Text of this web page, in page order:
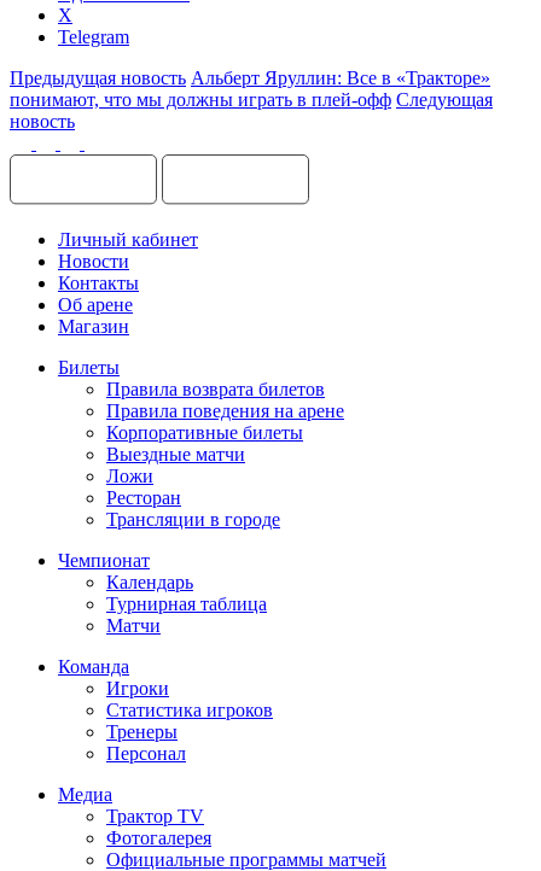
X
Telegram
Предыдущая новость Альберт Яруллин: Все в «Тракторе»
понимают, что мы должны играть в плей-офф Следующая
новость
Личный кабинет
Новости
Контакты
Об арене
Магазин
Билеты
Правила возврата билетов
Правила поведения на арене
Корпоративные билеты
Выездные матчи
Ложи
Ресторан
Трансляции в городе
Чемпионат
Календарь
Турнирная таблица
Матчи
Команда
Игроки
Статистика игроков
Тренеры
Персонал
Медиа
Трактор TV
Фотогалерея
Официальные программы матчей